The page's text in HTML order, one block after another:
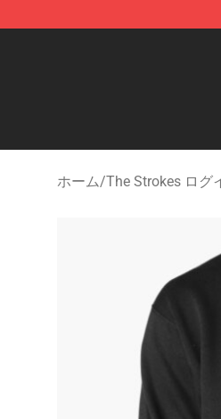
The Strokes Shop -
ホーム/The Strokes ログ